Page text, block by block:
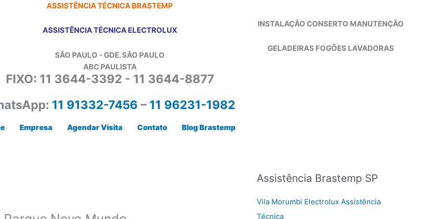
ASSISTÊNCIA TÉCNICA BRASTEMP
ASSISTÊNCIA TÉCNICA ELECTROLUX
SÃO PAULO - GDE. SÃO PAULO
ABC PAULISTA
INSTALAÇÃO CONSERTO MANUTENÇÃO
GELADEIRAS FOGÕES LAVADORAS
FIXO: 11 3644-3392 - 11 3644-8877
11 91332-7456 – 11 96231-1982
Empresa Agendar Visita Contato Blog Brastemp
Assistência Brastemp SP
Vila Morumbi Electrolux Assistência
Técnica